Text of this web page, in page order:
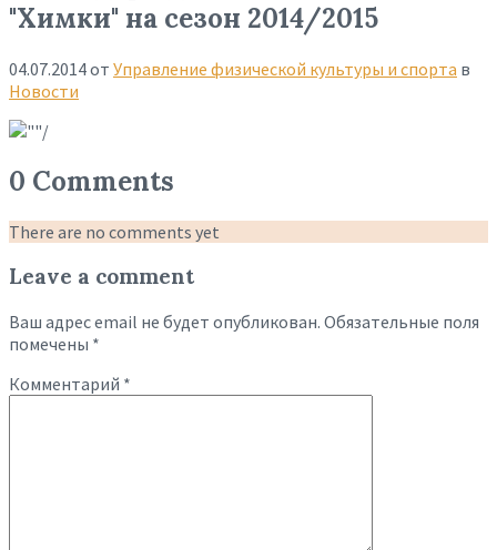
"Химки" на сезон 2014/2015
04.07.2014от Управление физической культуры и спорта в
Новости
0 Comments
There are no comments yet
Leave a comment
Ваш адрес email не будет опубликован. Обязательные поля
помечены *
Комментарий *